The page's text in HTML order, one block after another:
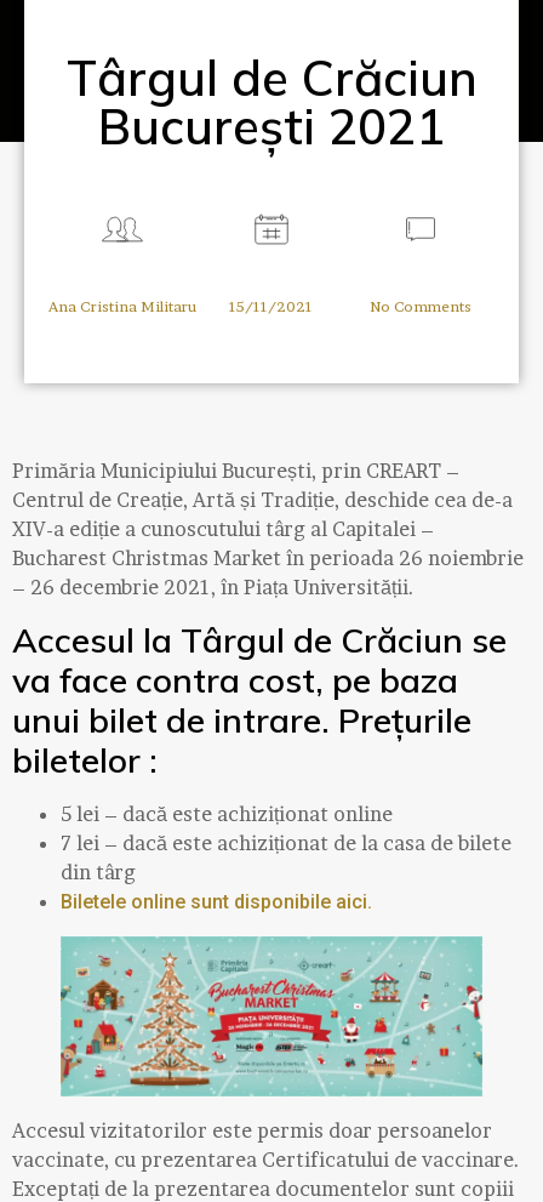
Târgul de Crăciun
București 2021
Ana Cristina Militaru 15/11/2021 No Comments
Primăria Municipiului București, prin CREART –
Centrul de Creație, Artă și Tradiție, deschide cea de-a
XIV-a ediție a cunoscutului târg al Capitalei –
Bucharest Christmas Market în perioada 26 noiembrie
– 26 decembrie 2021, în Piața Universității.
Accesul la Târgul de Crăciun se
va face contra cost, pe baza
unui bilet de intrare. Prețurile
biletelor :
5 lei – dacă este achiziționat online
7 lei – dacă este achiziționat de la casa de bilete
din târg
Biletele online sunt disponibile aici.
Accesul vizitatorilor este permis doar persoanelor
vaccinate, cu prezentarea Certificatului de vaccinare.
Exceptați de la prezentarea documentelor sunt copiii